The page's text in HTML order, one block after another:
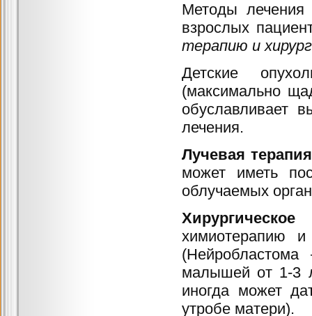
Методы лечения
взрослых
терапию и
Детские
(максимально
обуславливает
лечения.
Лучевая терапия
может иметь
облучаемых
химиотерапию
малышей от 1-3
иногда может
утробе матери).